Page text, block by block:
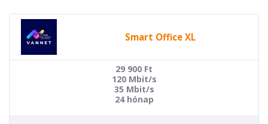
Smart Office XL
29 900 Ft
120 Mbit/s
35 Mbit/s
24 hónap